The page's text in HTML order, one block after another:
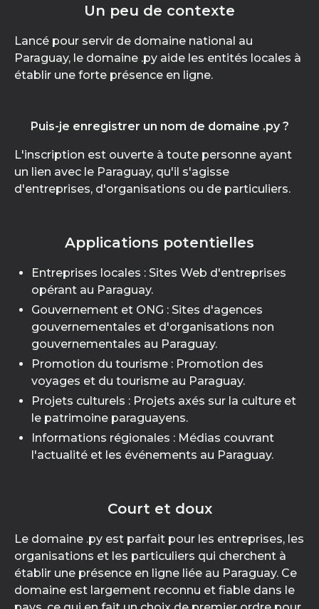
Un peu de contexte
Lancé pour servir de domaine national au
Paraguay, le domaine .py aide les entités locales à
établir une forte présence en ligne.
Puis-je enregistrer un nom de domaine .py ?
L'inscription est ouverte à toute personne ayant
un lien avec le Paraguay, qu'il s'agisse
d'entreprises, d'organisations ou de particuliers.
Applications potentielles
Entreprises locales : Sites Web d'entreprises
opérant au Paraguay.
Gouvernement et ONG : Sites d'agences
gouvernementales et d'organisations non
gouvernementales au Paraguay.
Promotion du tourisme : Promotion des
voyages et du tourisme au Paraguay.
Projets culturels : Projets axés sur la culture et
le patrimoine paraguayens.
Informations régionales : Médias couvrant
l'actualité et les événements au Paraguay.
Court et doux
Le domaine .py est parfait pour les entreprises, les
organisations et les particuliers qui cherchent à
établir une présence en ligne liée au Paraguay. Ce
domaine est largement reconnu et fiable dans le